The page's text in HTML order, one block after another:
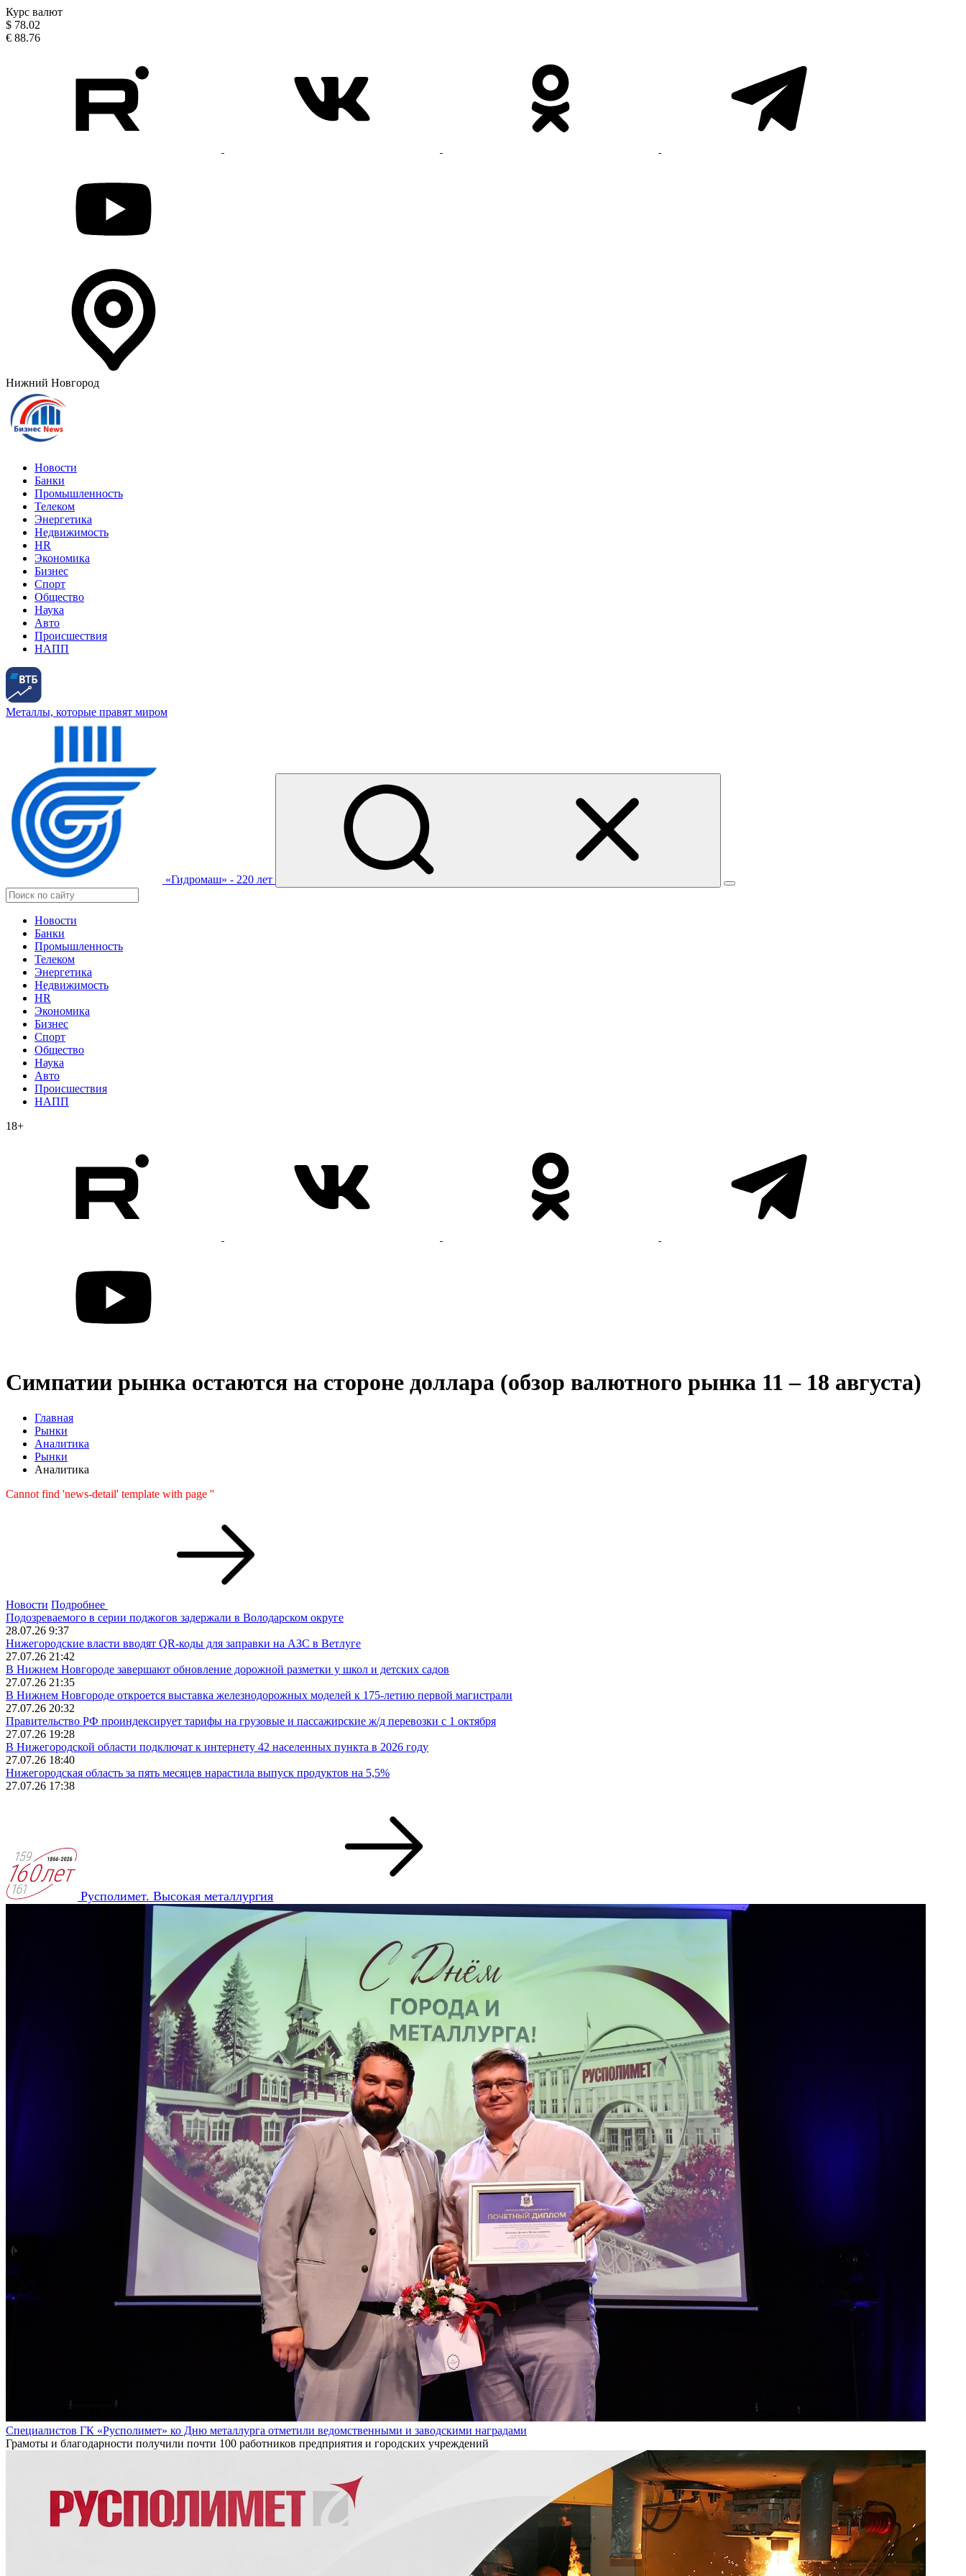
Курс валют
$ 78.02
€ 88.76
Нижний Новгород
Новости
Банки
Промышленность
Телеком
Энергетика
Недвижимость
HR
Экономика
Бизнес
Спорт
Общество
Наука
Авто
Происшествия
НАПП
Металлы, которые правят миром
«Гидромаш» - 220 лет
Новости
Банки
Промышленность
Телеком
Энергетика
Недвижимость
HR
Экономика
Бизнес
Спорт
Общество
Наука
Авто
Происшествия
НАПП
18+
Симпатии рынка остаются на стороне доллара (обзор валютного рынка 11 – 18 августа)
Главная
Рынки
Аналитика
Рынки
Аналитика
Cannot find 'news-detail' template with page ''
Новости Подробнее
Подозреваемого в серии поджогов задержали в Володарском округе
28.07.26 9:37
Нижегородские власти вводят QR-коды для заправки на АЗС в Ветлуге
27.07.26 21:42
В Нижнем Новгороде завершают обновление дорожной разметки у школ и детских садов
27.07.26 21:35
В Нижнем Новгороде откроется выставка железнодорожных моделей к 175-летию первой магистрали
27.07.26 20:32
Правительство РФ проиндексирует тарифы на грузовые и пассажирские ж/д перевозки с 1 октября
27.07.26 19:28
В Нижегородской области подключат к интернету 42 населенных пункта в 2026 году
27.07.26 18:40
Нижегородская область за пять месяцев нарастила выпуск продуктов на 5,5%
27.07.26 17:38
Русполимет. Высокая металлургия
Специалистов ГК «Русполимет» ко Дню металлурга отметили ведомственными и заводскими наградами
Грамоты и благодарности получили почти 100 работников предприятия и городских учреждений